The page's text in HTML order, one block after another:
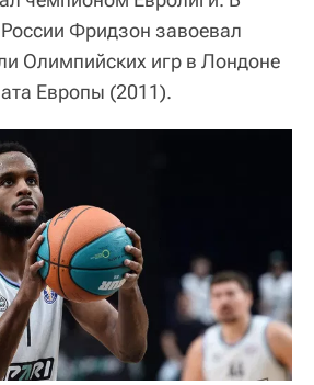
Фридзон завоевал
Олимпийских игр в Лондоне
Европы (2011).